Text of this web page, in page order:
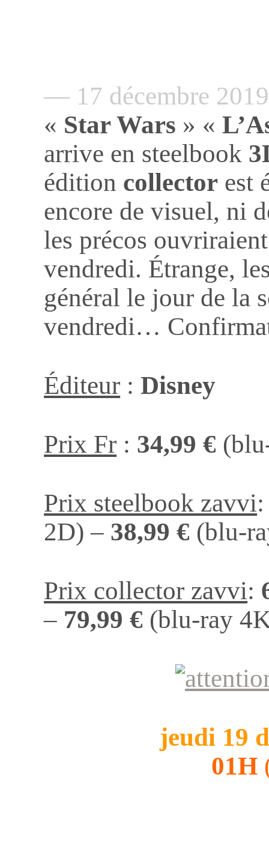
— 17 décembre
« Star Wars » «
arrive en steelbook
édition collector est
encore de visuel, ni
les précos
vendredi. Étrange,
général le jour de la
vendredi…
Éditeur :Disney
Prix Fr : 34,99 €
Prix steelbook zavvi
2D) – 38,99 € (blu-
Prix collector zavvi:
– 79,99 € (blu-ray
jeudi 19
01H